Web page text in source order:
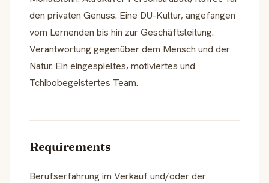
den privaten Genuss. Eine DU-Kultur, angefangen
vom Lernenden bis hin zur Geschäftsleitung.
Verantwortung gegenüber dem Mensch und der
Natur. Ein eingespieltes, motiviertes und
Tchibobegeistertes Team.
Requirements
Berufserfahrung im Verkauf und/oder der